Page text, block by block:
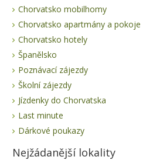
Chorvatsko mobilhomy
Chorvatsko apartmány a pokoje
Chorvatsko hotely
Španělsko
Poznávací zájezdy
Školní zájezdy
Jízdenky do Chorvatska
Last minute
Dárkové poukazy
Nejžádanější lokality